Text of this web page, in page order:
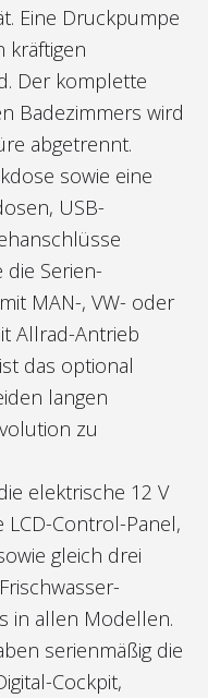
Eine Druckpumpe
kräftigen
Der komplette
Badezimmers wird
abgetrennt.
sowie eine
USB-
Serien-
MAN-, VW- oder
Allrad-Antrieb
das optional
langen
zu
elektrische 12 V
LCD-Control-Panel,
gleich drei
in allen Modellen.
serienmäßig die
Cockpit,